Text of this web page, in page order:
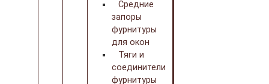
Средние
запоры
фурнитуры
для окон
Тяги и
соединители
фурнитуры